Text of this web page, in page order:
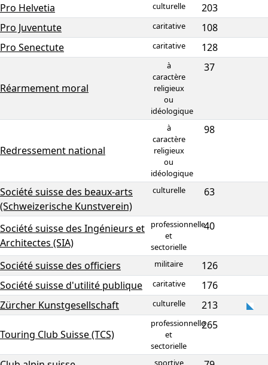
Pro Helvetia
culturelle
203
Pro Juventute
caritative
108
Pro Senectute
caritative 128
Réarmement moral
à
caractère
religieux
ou
idéologique
37
Redressement national
à
caractère
religieux
ou
idéologique
98
Société suisse des beaux-arts
(Schweizerische Kunstverein)
culturelle 63
Société suisse des Ingénieurs et
Architectes (SIA)
professionnelle
et
sectorielle
40
Société suisse des officiers militaire
126
Société suisse d'utilité publique
caritative
176
Zürcher Kunstgesellschaft
culturelle 213
Touring Club Suisse (TCS)
professionnelle
et
sectorielle
265
sportive